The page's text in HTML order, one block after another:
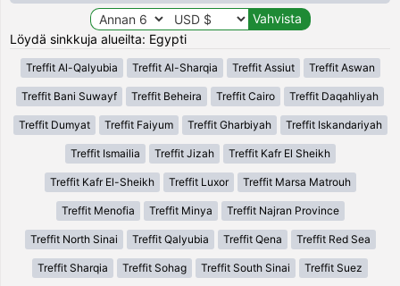
Löydä sinkkuja alueilta: Egypti
Treffit Al-Qalyubia Treffit Al-Sharqia Treffit Assiut Treffit Aswan
Treffit Bani Suwayf Treffit Beheira Treffit Cairo Treffit Daqahliyah
Treffit Dumyat Treffit Faiyum Treffit Gharbiyah Treffit Iskandariyah
Treffit Ismailia Treffit Jizah Treffit Kafr El Sheikh
Treffit Kafr El-Sheikh Treffit Luxor Treffit Marsa Matrouh
Treffit Menofia Treffit Minya Treffit Najran Province
Treffit North Sinai Treffit Qalyubia Treffit Qena Treffit Red Sea
Treffit Sharqia Treffit Sohag Treffit South Sinai Treffit Suez